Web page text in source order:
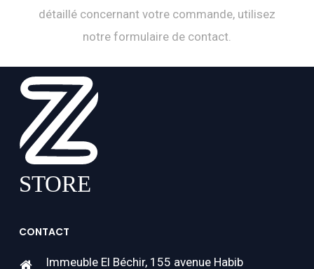
détaillé concernant votre commande, utilisez
notre formulaire de contact.
CONTACT
Immeuble El Béchir, 155 avenue Habib